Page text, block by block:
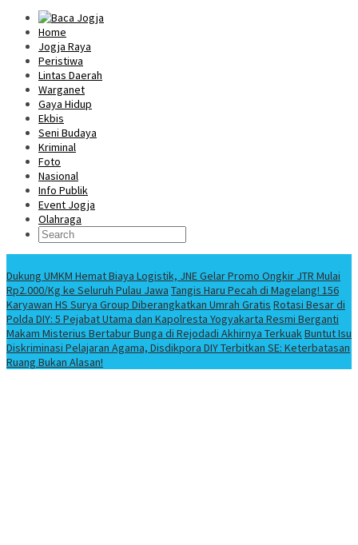
Home
Jogja Raya
Peristiwa
Lintas Daerah
Warganet
Gaya Hidup
Ekbis
Seni Budaya
Kriminal
Foto
Nasional
Info Publik
Event Jogja
Olahraga
Dukung UMKM Hemat Biaya Logistik, JNE Gelar Promo Ongkir JTR Mulai
Rp2.000/Kg ke Seluruh Pulau Jawa Tangis Haru Pecah di Magelang! 156
Karyawan HS Surya Group Diberangkatkan Umrah Gratis Rotasi Besar di
Polda DIY: 5 Pejabat Utama dan Kapolresta Yogyakarta Resmi Berganti
Makam Misterius Bertabur Bunga di Rejodadi Akhirnya TerkuakBuntut Isu
Diskriminasi Pelajaran Agama, Disdikpora DIY Terbitkan SE: Keterbatasan
Ruang Bukan Alasan!